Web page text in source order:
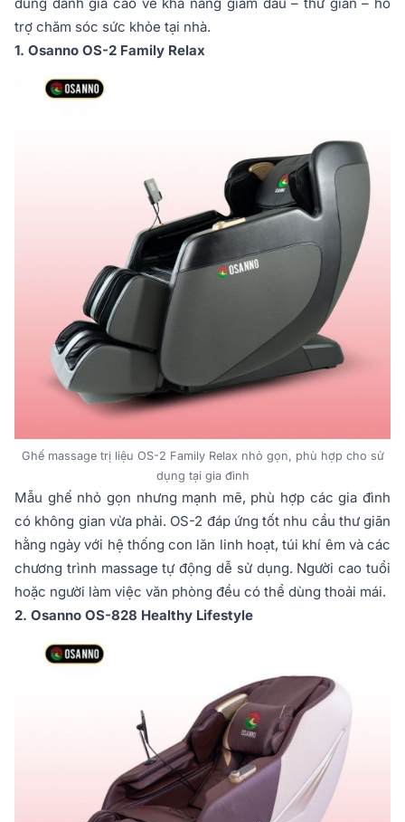
trợ chăm sóc sức khỏe tại nhà.
1. Osanno OS-2 Family Relax
Ghế massage trị liệu OS-2 Family Relax nhỏ gọn, phù hợp cho sử
dụng tại gia đình
Mẫu ghế nhỏ gọn nhưng mạnh mẽ, phù hợp các gia đình
có không gian vừa phải. OS-2 đáp ứng tốt nhu cầu thư giãn
hằng ngày với hệ thống con lăn linh hoạt, túi khí êm và các
chương trình massage tự động dễ sử dụng. Người cao tuổi
hoặc người làm việc văn phòng đều có thể dùng thoải mái.
2. Osanno OS-828 Healthy Lifestyle